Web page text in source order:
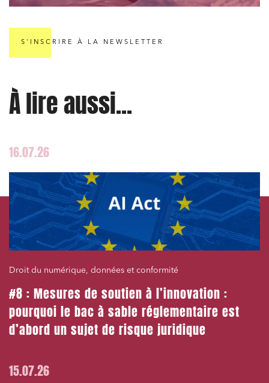
S'INSCRIRE À LA NEWSLETTER
À lire aussi...
16.07.26
Droit du numérique, données et conformité
#8 : Mesures de soutien à l’innovation :
pourquoi le bac à sable réglementaire est
d’abord un sujet de risque juridique
15.07.26